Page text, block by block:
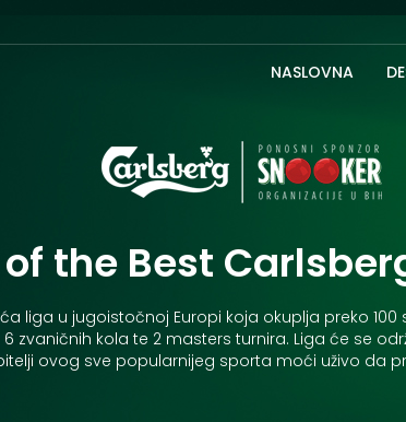
NASLOVNA
of the Best
liga u jugoistočnoj Europi koja okuplja preko
zvaničnih kola te 2 masters turnira. Liga će se
ovog sve popularnijeg sporta moći uživo da